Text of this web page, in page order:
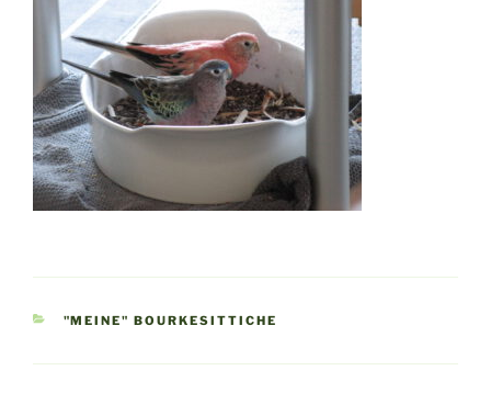
KATEGORIEN
"MEINE" BOURKESITTICHE